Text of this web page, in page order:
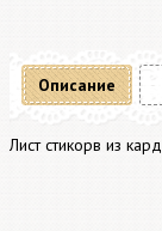
Описание
Лист стикорв из